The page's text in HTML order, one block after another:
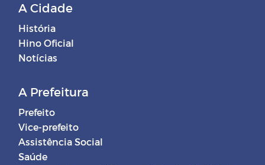
A Cidade
História
Hino Oficial
Notícias
A Prefeitura
Prefeito
Vice-prefeito
Assistência Social
Saúde